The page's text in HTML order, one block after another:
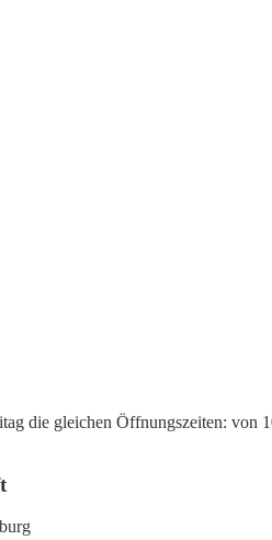
die gleichen Öffnungszeiten: von